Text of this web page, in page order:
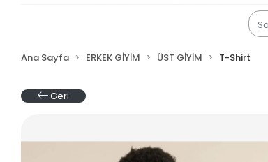
Ana Sayfa ERKEK GİYİM ÜST GİYİM T-Shirt
Geri